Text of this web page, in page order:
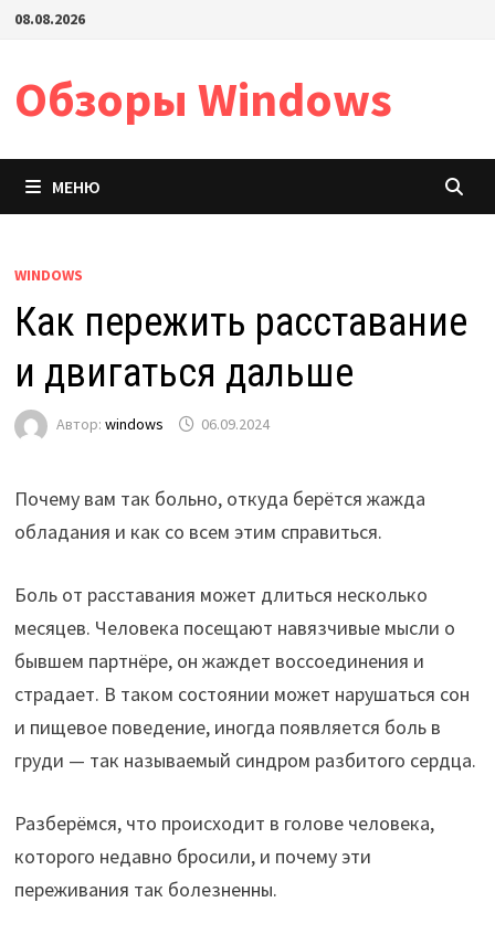
Перейти
содержимому
08.08.2026
Обзоры Windows
МЕНЮ
WINDOWS
Как пережить расставание
и двигаться дальше
Автор: windows 06.09.2024
Почему вам так больно, откуда берётся жажда
обладания и как со всем этим справиться.
Боль от расставания может длиться несколько
месяцев. Человека посещают навязчивые мысли о
бывшем партнёре, он жаждет воссоединения и
страдает. В таком состоянии может нарушаться сон
и пищевое поведение, иногда появляется боль в
груди — так называемый синдром разбитого сердца.
Разберёмся, что происходит в голове человека,
которого недавно бросили, и почему эти
переживания так болезненны.